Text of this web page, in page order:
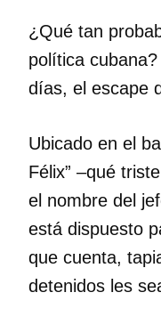
¿Qué tan
política
días, el escape
Ubicado en el
Félix” –qué
el nombre del
está dispuesto
que cuenta,
detenidos les